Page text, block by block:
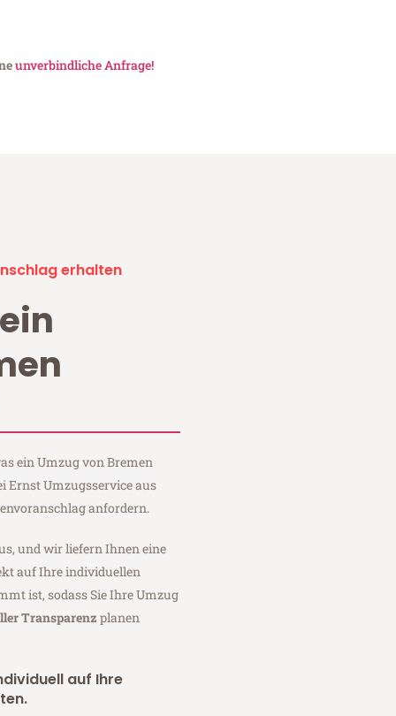
unverbindliche Anfrage!
erhalten
ein Umzug von Bremen
Ernst Umzugsservice aus
anfordern.
und wir liefern Ihnen eine
auf Ihre individuellen
ist, sodass Sie Ihre Umzug
Transparenz planen
auf Ihre